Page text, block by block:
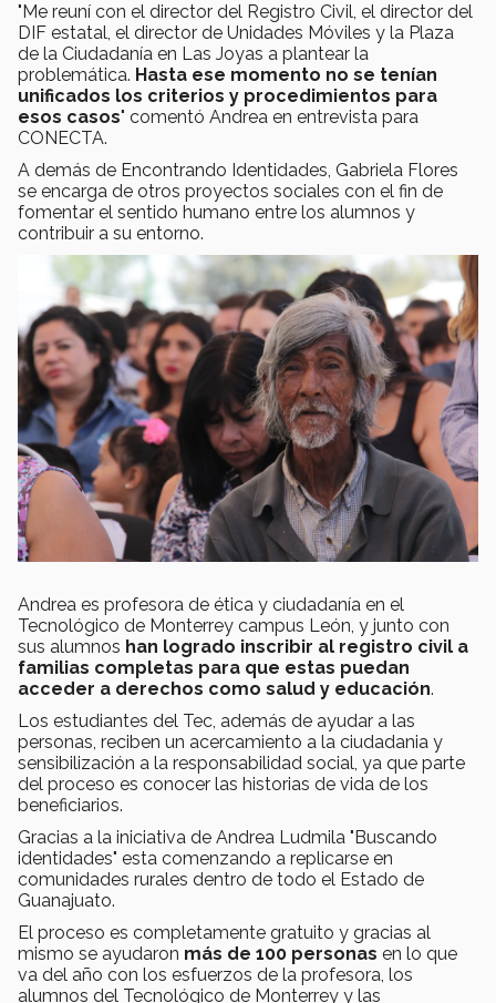
"Me reuní con el director del Registro Civil, el director del
DIF estatal, el director de Unidades Móviles y la Plaza
de la Ciudadanía en Las Joyas a plantear la
problemática. Hasta ese momento no se tenían
unificados los criterios y procedimientos para
esos casos" comentó Andrea en entrevista para
CONECTA.
A demás de Encontrando Identidades, Gabriela Flores
se encarga de otros proyectos sociales con el fin de
fomentar el sentido humano entre los alumnos y
contribuir a su entorno.
Andrea es profesora de ética y ciudadanía en el
Tecnológico de Monterrey campus León, y junto con
sus alumnos han logrado inscribir al registro civil a
familias completas para que estas puedan
acceder a derechos como salud y educación.
Los estudiantes del Tec, además de ayudar a las
personas, reciben un acercamiento a la ciudadania y
sensibilización a la responsabilidad social, ya que parte
del proceso es conocer las historias de vida de los
beneficiarios.
Gracias a la iniciativa de Andrea Ludmila "Buscando
identidades" esta comenzando a replicarse en
comunidades rurales dentro de todo el Estado de
Guanajuato.
El proceso es completamente gratuito y gracias al
mismo se ayudaron más de 100 personas en lo que
va del año con los esfuerzos de la profesora, los
alumnos del Tecnológico de Monterrey y las